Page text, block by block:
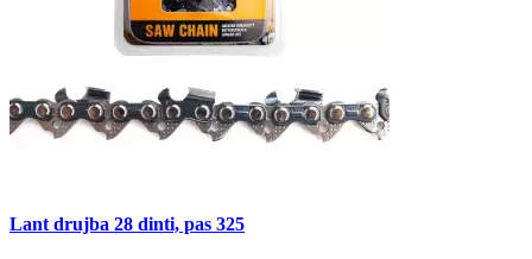
Lant drujba 28 dinti, pas 325